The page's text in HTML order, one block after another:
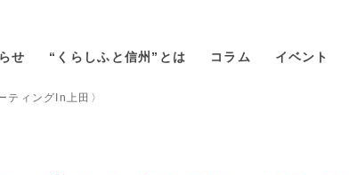
せ “くらしふと信州”とは コラム イベント
ティングin上田〉